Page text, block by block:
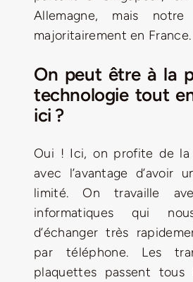
Allemagne, mais
majoritairement en France.
On peut être à la
technologie tout
ici ?
Oui ! Ici, on profite de la
avec l’avantage d’avoir
limité. On travaille
informatiques qui
d’échanger très
par téléphone. Les
plaquettes passent tous